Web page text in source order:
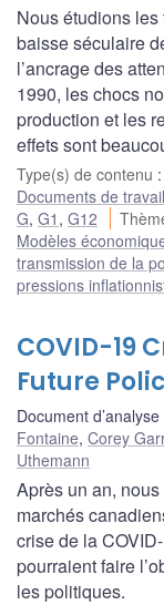
Nous étudions
baisse séculaire
l’ancrage des
1990, les chocs
production et les
effets sont
Type(s) de contenu :
Documents de
G, G1 , G12
Modèles
transmission de la
pressions
COVID-19
Future
Document
Fontaine, Corey
Uthemann
Après un an,
marchés
crise de la
pourraient faire
les politiques.